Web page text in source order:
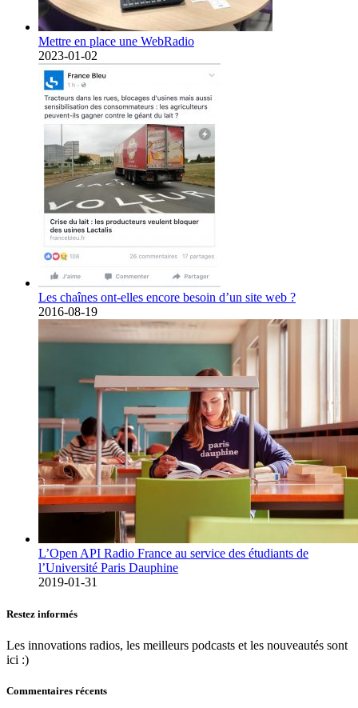
Mettre en place une WebRadio
2023-01-02
Les chaînes ont-elles encore besoin d’un site web ?
2016-08-19
L’Open API Radio France au service des étudiants de
l’Université Paris Dauphine
2019-01-31
Restez informés
Les innovations radios, les meilleurs podcasts et les nouveautés sont
ici :)
Commentaires récents